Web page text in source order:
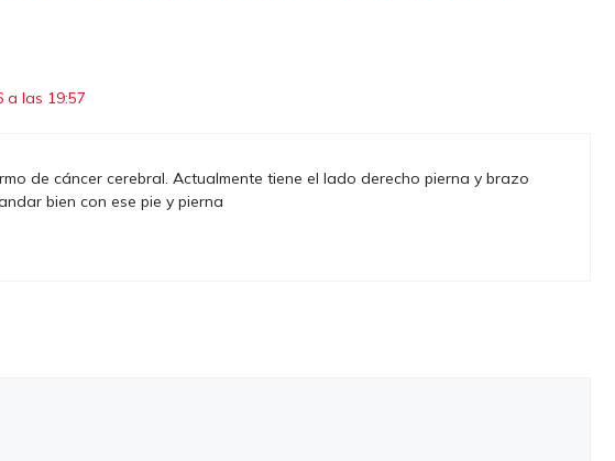
a las 19:57
de cáncer cerebral. Actualmente tiene el lado derecho pierna y brazo
bien con ese pie y pierna